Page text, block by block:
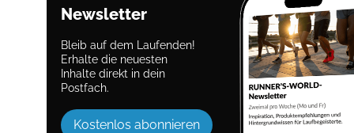
Newsletter
Bleib auf dem Laufenden!
Erhalte die neuesten
Inhalte direkt in dein
Postfach.
Kostenlos abonnieren